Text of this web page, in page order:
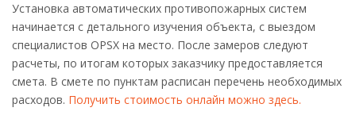
Установка автоматических противопожарных систем
начинается с детального изучения объекта, с выездом
специалистов OPSX на место. После замеров следуют
расчеты, по итогам которых заказчику предоставляется
смета. В смете по пунктам расписан перечень необходимых
расходов. Получить стоимость онлайн можно здесь.